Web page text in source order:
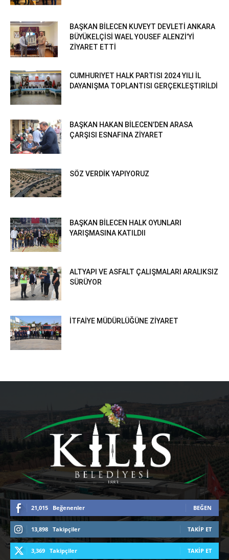
BAŞKAN BİLECEN KUVEYT DEVLETİ ANKARA
BÜYÜKELÇİSİ WAEL YOUSEF ALENZİ’Yİ
ZİYARET ETTİ
CUMHURIYET HALK PARTISI 2024 YILI İL
DAYANIŞMA TOPLANTISI GERÇEKLEŞTIRİLDİ
BAŞKAN HAKAN BİLECEN’DEN ARASA
ÇARŞISI ESNAFINA ZİYARET
SÖZ VERDİK YAPIYORUZ
BAŞKAN BİLECEN HALK OYUNLARI
YARIŞMASINA KATILDII
ALTYAPI VE ASFALT ÇALIŞMALARI ARALIKSIZ
SÜRÜYOR
İTFAİYE MÜDÜRLÜĞÜNE ZİYARET
21,015 Beğenenler BEĞEN
13,898 Takipçiler TAKIP ET
3,369 Takipçiler TAKIP ET